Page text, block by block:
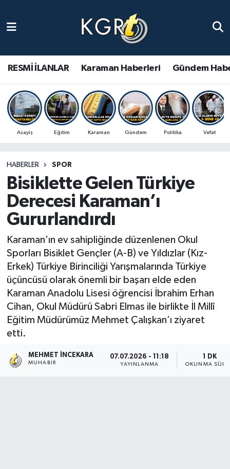
RESMİ İLANLAR Karaman Haberleri Gündem
Asayiş Eğitim Karaman Gündem Politika Vefat
HABERLER SPOR
Bisiklette Gelen Türkiye
Derecesi Karaman’ı
Gururlandırdı
Karaman’ın ev sahipliğinde düzenlenen Okul
Sporları Bisiklet Gençler (A-B) ve Yıldızlar (Kız-
Erkek) Türkiye Birinciliği Yarışmalarında Türkiye
üçüncüsü olarak önemli bir başarı elde eden
Karaman Anadolu Lisesi öğrencisi İbrahim Erhan
Cihan, Okul Müdürü Sabri Elmas ile birlikte İl Millî
Eğitim Müdürümüz Mehmet Çalışkan’ı ziyaret
etti.
MEHMET İNCEKARA
MUHABIR
07.07.2026 - 11:18
YAYINLANMA
1 DK
OKUNMA
Gündem Haberleri
Güncel Haberler
Spor Haberleri
Ulusal Haberler
Vefat Edenler